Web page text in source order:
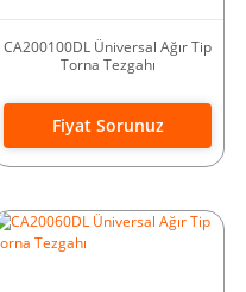
CA200100DL Üniversal Ağır Tip
Torna Tezgahı
Fiyat Sorunuz